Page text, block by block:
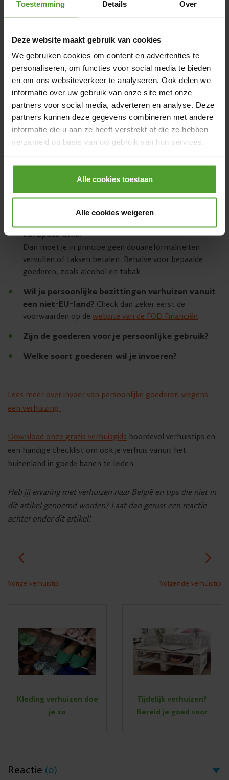
Toestemming Details Over
Deze website maakt gebruik van cookies
We gebruiken cookies om content en advertenties te
personaliseren, om functies voor social media te bieden
en om ons websiteverkeer te analyseren. Ook delen we
informatie over uw gebruik van onze site met onze
partners voor social media, adverteren en analyse. Deze
partners kunnen deze gegevens combineren met andere
informatie die u aan ze heeft verstrekt of die ze hebben
verzameld op basis van uw gebruik van hun services.
Door op de knop “Alle cookies weigeren” te klikken, kunt
u ervoor kiezen om alle cookies te weigeren, behalve de
noodzakelijke cookies. De noodzakelijke cookies zijn
applicatie(s) en kunnen niet worden geweigerd.
Alle cookies toestaan
Alle cookies weigeren
op de hoogte brengt.
Ga binnen de acht dagen na je aankomst in België langs bij
je (nieuwe) gemeente. Je wordt met je nieuwe
hoofdverblijfplaats opnieuw ingeschreven in het
bevolkingsregister. Pas dan kan je eennieuwe
identiteitskaartaanvragen.
Verhuizen naar België en
goederen invoeren
houdt:
Europese Unie?
Dan moet je in principe geen douaneformaliteiten
vervullen of taksen betalen. Behalve voor bepaalde
goederen, zoals alcohol en tabak.
Wil je persoonlijke bezittingen verhuizen vanuit
een niet-EU-land? Check dan zeker eerst de
voorwaarden op de website van de FOD Financiën.
Zijn de goederen voor je persoonlijke gebruik?
Welke soort goederen wil je invoeren?
Lees meer over invoer van persoonlijke goederen wegens
een verhuizing.
Download onze gratis verhuisgids boordevol verhuistips en
een handige checklist om ook je verhuis vanuit het
buitenland in goede banen te leiden.
Heb jij ervaring met verhuizen naar België en tips die niet in
dit artikel genoemd worden? Laat dan gerust een reactie
achter onder dit artikel!
Vorige verhuistip Volgende verhuistip
Kleding verhuizen doe
je zo
Tijdelijk verhuizen?
Bereid je goed voor
Reactie (0)